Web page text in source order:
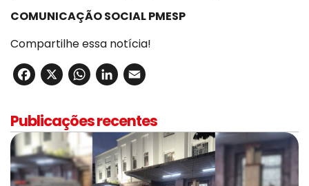
COMUNICAÇÃO SOCIAL PMESP
Compartilhe essa notícia!
Facebook
X WhatsApp
LinkedIn
Publicações recentes